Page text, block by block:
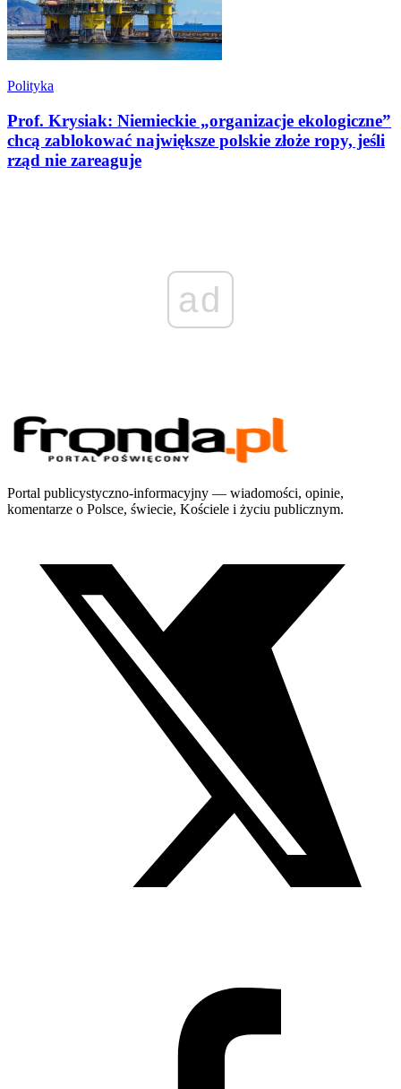
Polityka
Prof. Krysiak: Niemieckie „organizacje ekologiczne”
chcą zablokować największe polskie złoże ropy, jeśli
rząd nie zareaguje
ad
Portal publicystyczno-informacyjny — wiadomości, opinie,
komentarze o Polsce, świecie, Kościele i życiu publicznym.